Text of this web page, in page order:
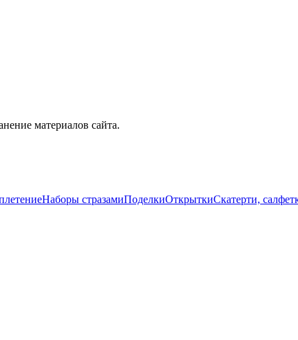
материалов сайта.
Наборы стразамиПоделкиОткрыткиСкатерти,